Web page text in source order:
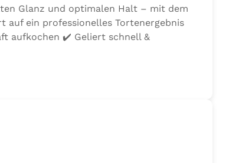
Glanz und optimalen Halt – mit dem
auf ein professionelles Tortenergebnis
aufkochen ✔️ Geliert schnell &
sorgt für einen appetitlichen
Carrageen, Säuerungsmittel: